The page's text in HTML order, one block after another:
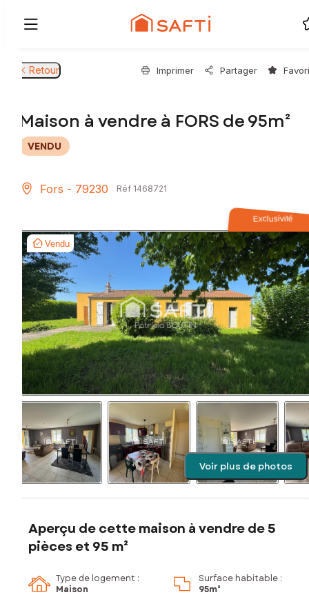
Retour Imprimer Partager
Maison à vendre à FORS de 95m²
VENDU
Fors - 79230 Réf 1468721
Exclusivité
Vendu
Voir plus de photos
Aperçu de cette maison à vendre de 5
pièces et 95 m²
Type de logement :
Maison
Surface habitable :
95m²